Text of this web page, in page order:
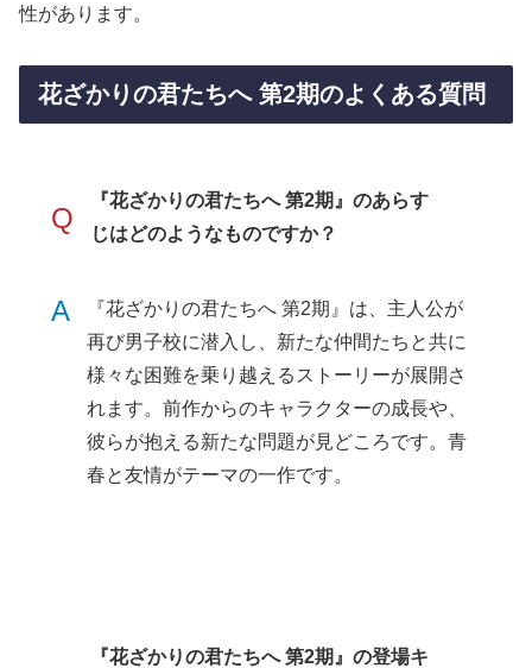
性があります。
花ざかりの君たちへ 第2期のよくある質問
Q
『花ざかりの君たちへ 第2期』のあらす
じはどのようなものですか？
A
『花ざかりの君たちへ 第2期』は、主人公が
再び男子校に潜入し、新たな仲間たちと共に
様々な困難を乗り越えるストーリーが展開さ
れます。前作からのキャラクターの成長や、
彼らが抱える新たな問題が見どころです。青
春と友情がテーマの一作です。
『花ざかりの君たちへ 第2期』の登場キ